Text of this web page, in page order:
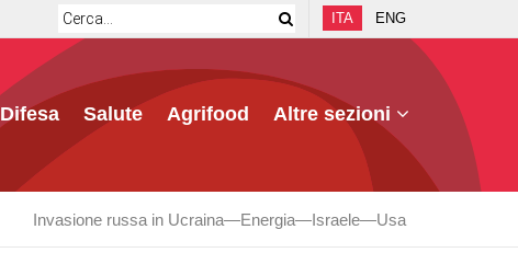
ITA ENG
Difesa Salute Agrifood Altre sezioni
Invasione russa in Ucraina Energia Israele Usa